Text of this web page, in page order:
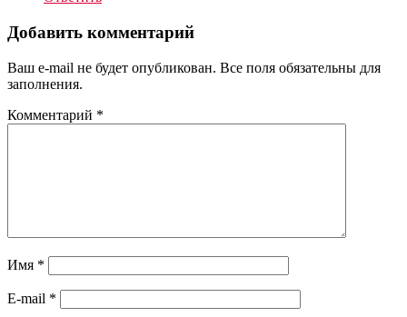
Добавить комментарий
Ваш e-mail не будет опубликован. Все поля обязательны для
заполнения.
Комментарий *
Имя *
E-mail *